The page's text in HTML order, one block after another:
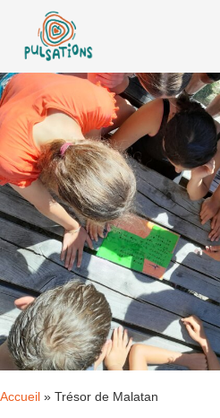
Accueil » Trésor de Malatan